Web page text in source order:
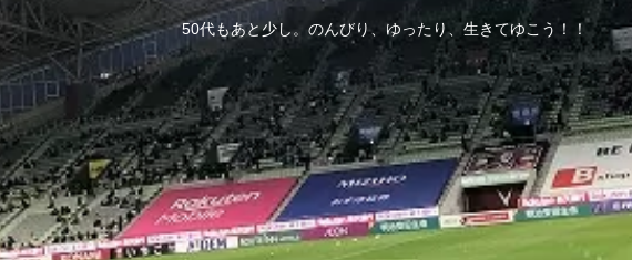
50代もあと少し。のんびり、ゆったり、生きてゆこう！！